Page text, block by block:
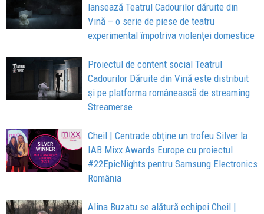
lansează Teatrul Cadourilor dăruite din
Vină – o serie de piese de teatru
experimental împotriva violenței domestice
Proiectul de content social Teatrul
Cadourilor Dăruite din Vină este distribuit
și pe platforma românească de streaming
Streamerse
Cheil | Centrade obține un trofeu Silver la
IAB Mixx Awards Europe cu proiectul
#22EpicNights pentru Samsung Electronics
România
Alina Buzatu se alătură echipei Cheil |